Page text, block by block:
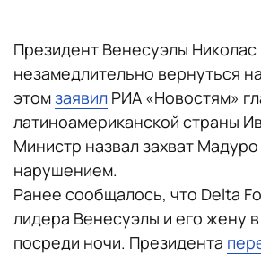
Президент Венесуэлы
незамедлительно вернуться
этомзаявил РИА «Новостям»
латиноамериканской страны
Министр назвал захват
нарушением.
Ранее сообщалось, что Delta
лидера Венесуэлы и его жену
посреди ночи. Президента